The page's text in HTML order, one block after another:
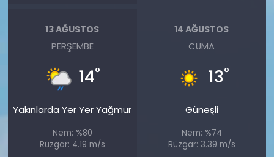
13 AĞUSTOS
PERŞEMBE
14°
Yakınlarda Yer Yer Yağmur
Nem: %80
Rüzgar: 4.19 m/s
14 AĞUSTOS
CUMA
13°
Güneşli
Nem: %74
Rüzgar: 3.39 m/s